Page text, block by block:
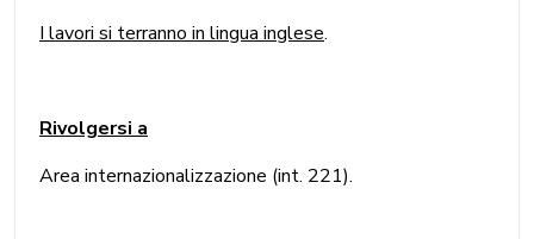
I lavori si terranno in lingua inglese.
Rivolgersi a
Area internazionalizzazione (int. 221).